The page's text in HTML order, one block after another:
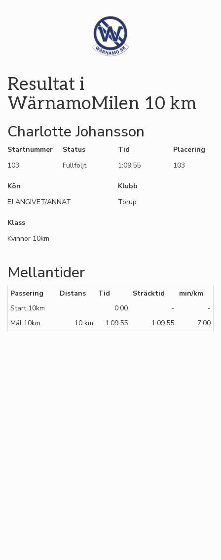
Resultat i
WärnamoMilen 10 km
Charlotte Johansson
Startnummer
103
Status
Fullföljt
Tid
1:09:55
Placering
103
Kön
EJ ANGIVET/ANNAT
Klubb
Torup
Klass
Kvinnor 10km
Mellantider
Passering Distans Tid Sträcktid
min/km
Start 10km
0:00 -
-
Mål 10km
10 km 1:09:55 1:09:55 7:00